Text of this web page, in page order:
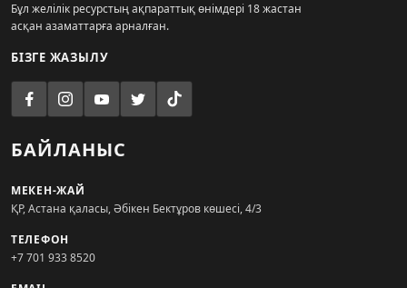
Бұл желілік ресурстың ақпараттық өнімдері 18 жастан
асқан азаматтарға арналған.
БІЗГЕ ЖАЗЫЛУ
БАЙЛАНЫС
МЕКЕН-ЖАЙ
ҚР, Астана қаласы, Әбікен Бектұров көшесі, 4/3
ТЕЛЕФОН
+7 701 933 8520